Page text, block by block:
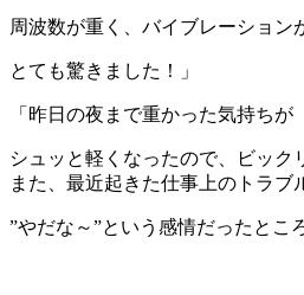
周波数が重く、バイブレーション
とても驚きました！」
「昨日の夜まで重かった気持ちが
シュッと軽くなったので、ビック
また、最近起きた仕事上のトラブ
”やだな～”という感情だったとこ